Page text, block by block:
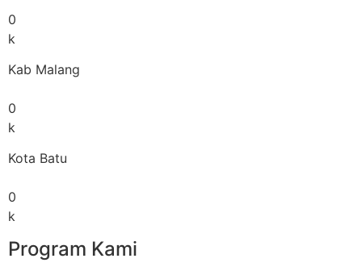
0
k
Kab Malang
0
k
Kota Batu
0
k
Program Kami